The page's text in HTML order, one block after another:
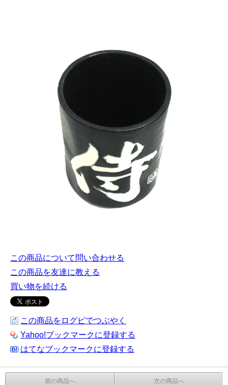
この商品について問い合わせる
この商品を友達に教える
買い物を続ける
この商品をログピでつぶやく
Yahoo!ブックマークに登録する
はてなブックマークに登録する
前の商品へ 次の商品へ